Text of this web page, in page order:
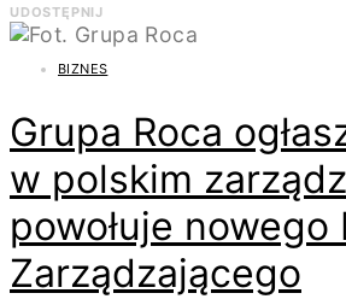
UDOSTĘPNIJ
BIZNES
Grupa Roca
w polskim
powołuje
Zarządzającego